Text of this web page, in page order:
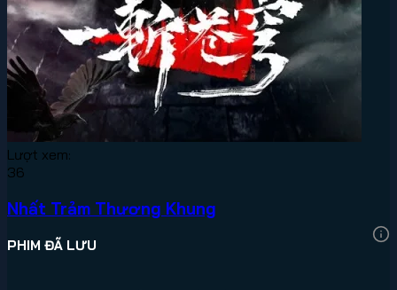
Lượt xem:
36
Nhất Trảm Thương Khung
PHIM ĐÃ LƯU